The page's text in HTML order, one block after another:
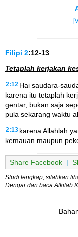
Filipi 2:12-13
Tetaplah kerjakan
2:12 Hai saudara-
karena itu tetaplah
gentar, bukan saja
pula sekarang waktu
2:13 karena Allahlah
kemauan maupun
Share Facebook |
Studi lengkap, silahkan
Dengar dan baca Alkitab